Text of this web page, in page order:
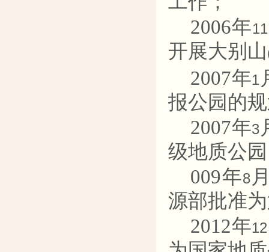
2006年11
开展大别山
2007年1
报公园的
2007年3
级地质公
009年8
源部批准
2012年12